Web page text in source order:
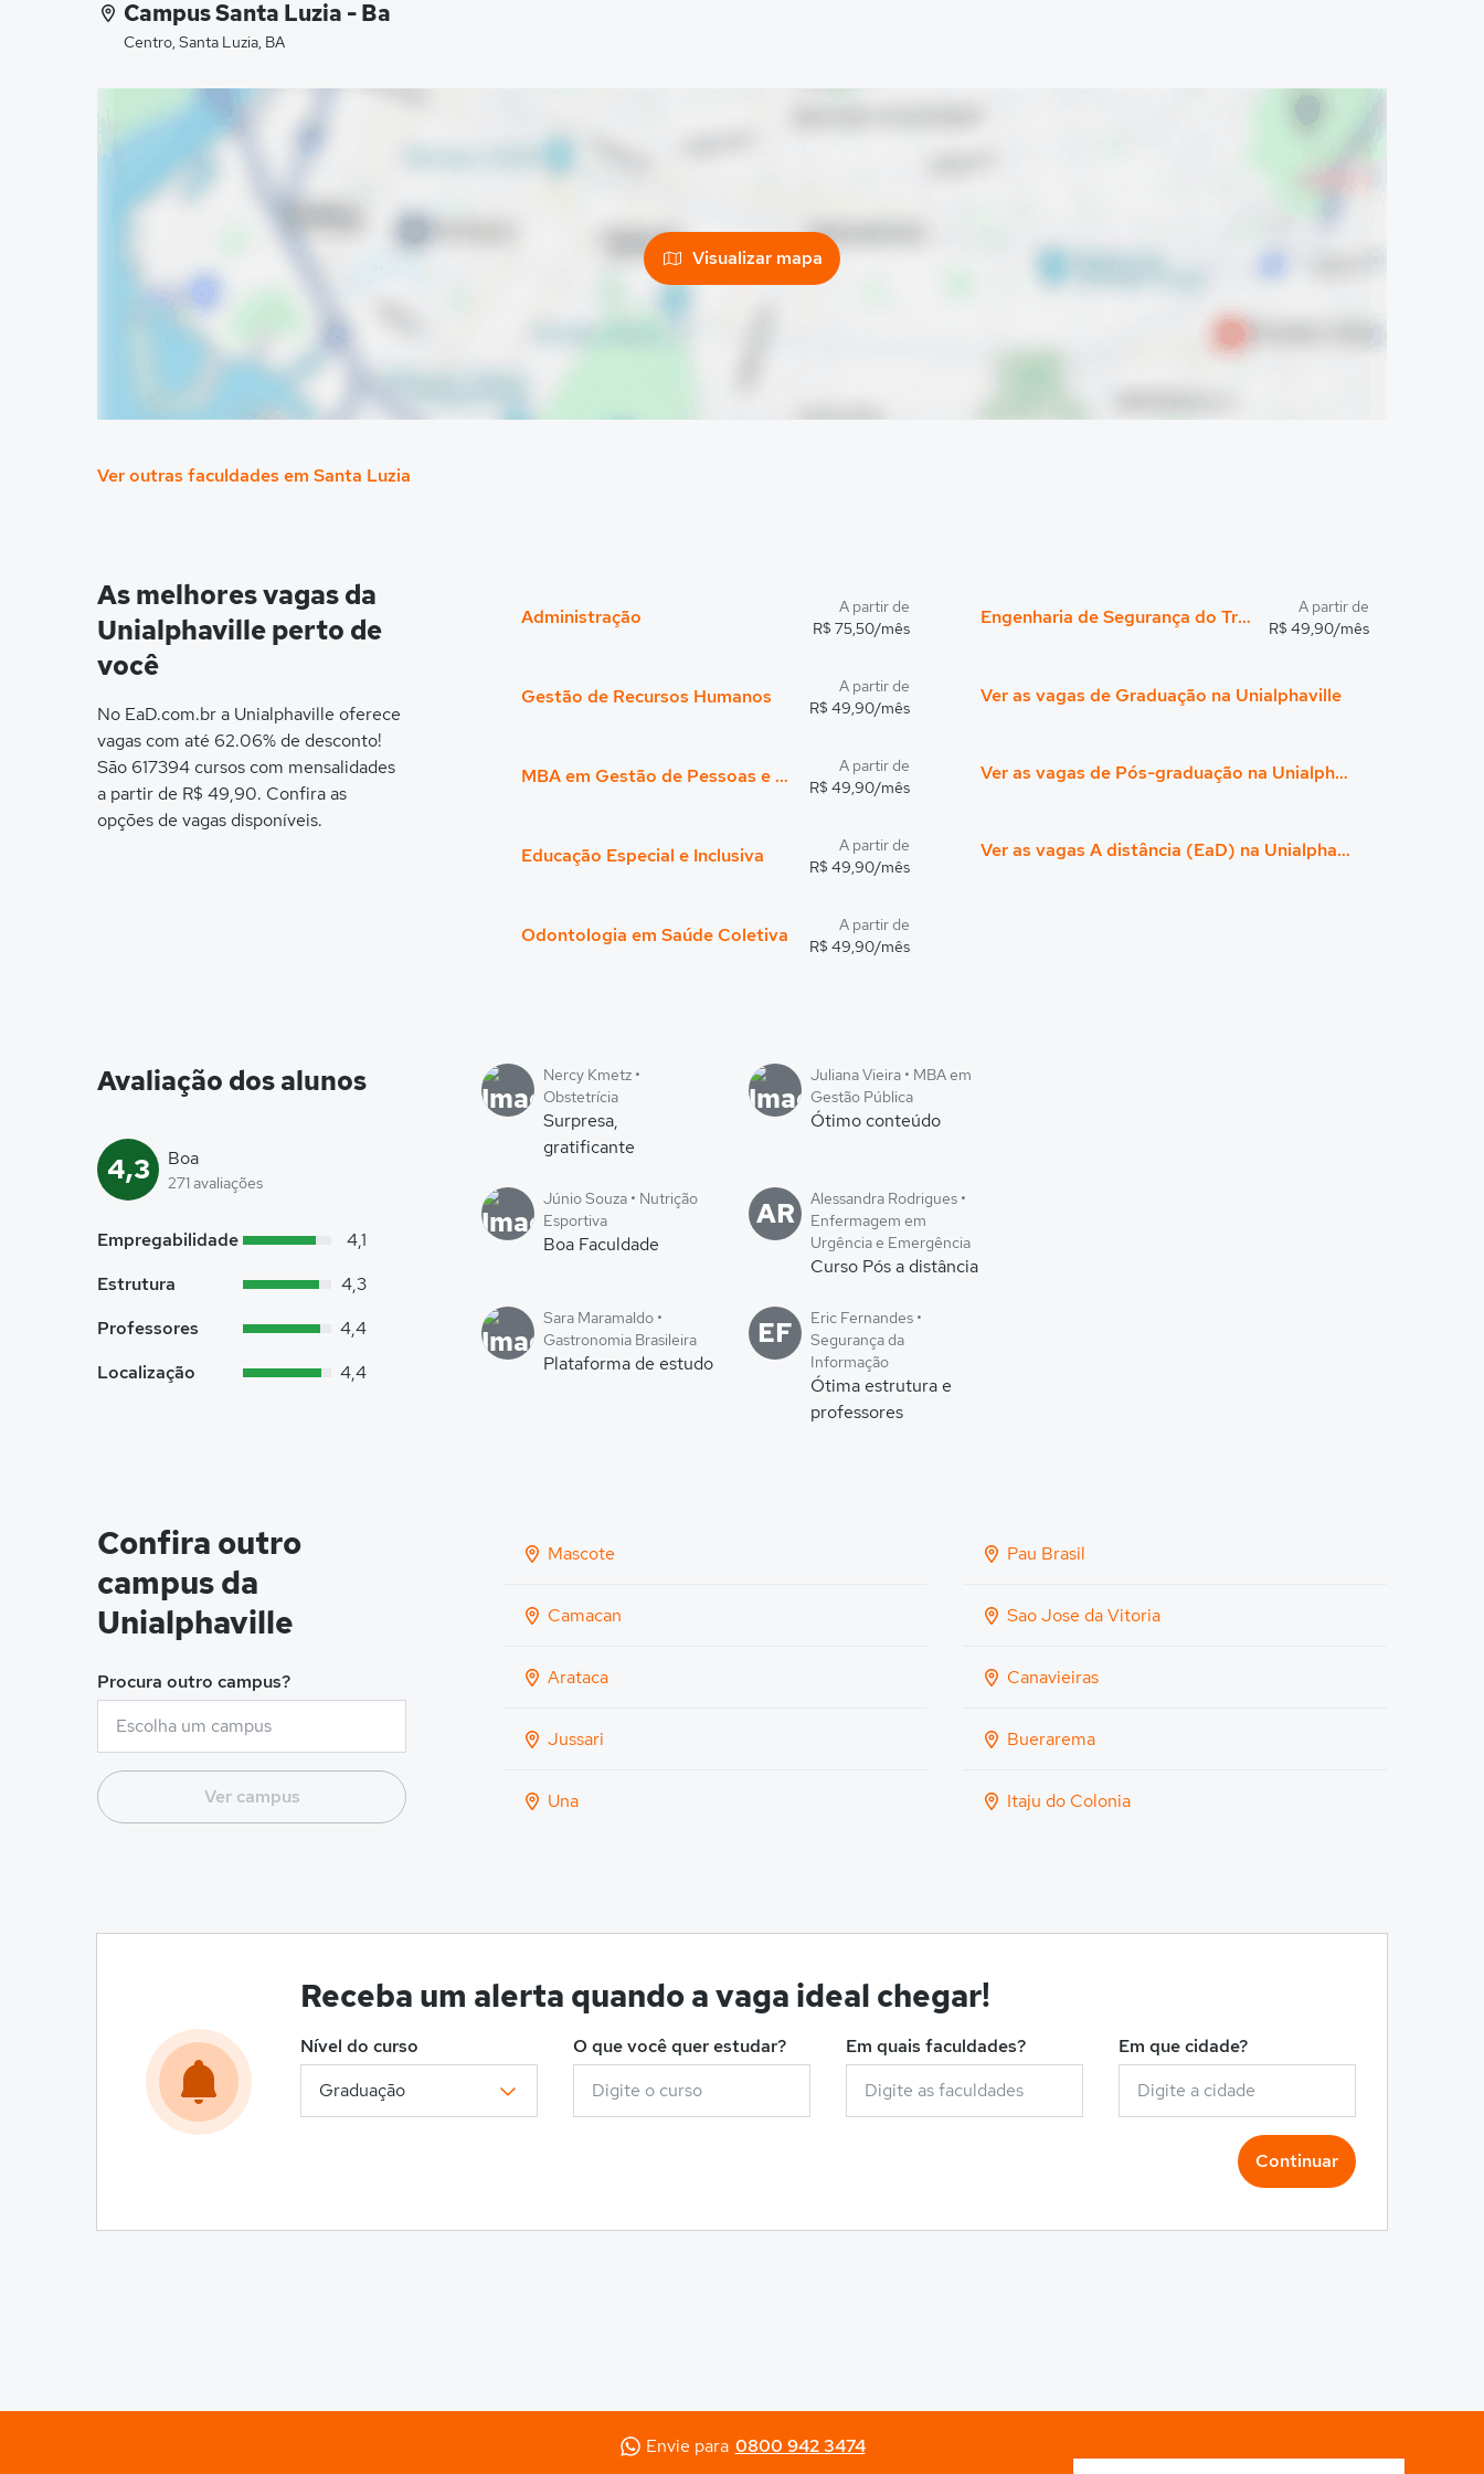
Campus Santa Luzia - Ba
Centro, Santa Luzia, BA
Visualizar mapa
Ver outras faculdades em Santa Luzia
As melhores vagas da
Unialphaville perto de
você
No EaD.com.br a Unialphaville oferece
vagas com até 62.06% de desconto!
São 617394 cursos com mensalidades
a partir de R$ 49,90. Confira as
opções de vagas disponíveis.
Administração
A partir de
R$ 75,50/mês
Gestão de Recursos Humanos
A partir de
R$ 49,90/mês
MBA em Gestão de Pessoas e Liderança
A partir de
R$ 49,90/mês
Educação Especial e Inclusiva
A partir de
R$ 49,90/mês
Odontologia em Saúde Coletiva
A partir de
R$ 49,90/mês
Engenharia de Segurança do Trabalho
A partir de
R$ 49,90/mês
Ver as vagas de Graduação na Unialphaville
Ver as vagas de Pós-graduação na Unialphaville
Ver as vagas A distância (EaD) na Unialphaville
Avaliação dos alunos
4,3 Boa
271 avaliações
Empregabilidade
4,1
Estrutura
4,3
Professores
4,4
Localização
4,4
Nercy Kmetz •
Obstetrícia
Surpresa,
gratificante
Juliana Vieira • MBA em
Gestão Pública
Ótimo conteúdo
Júnio Souza • Nutrição
Esportiva
Boa Faculdade
AR
Alessandra Rodrigues •
Enfermagem em
Urgência e Emergência
Curso Pós a distância
Sara Maramaldo •
Gastronomia Brasileira
Plataforma de estudo
EF
Eric Fernandes •
Segurança da
Informação
Ótima estrutura e
professores
Confira outro
campus da
Unialphaville
Procura outro campus?
Ver campus
Mascote
Camacan
Arataca
Jussari
Una
Pau Brasil
Sao Jose da Vitoria
Canavieiras
Buerarema
Itaju do Colonia
Receba um alerta quando a vaga ideal chegar!
Nível do curso O que você quer estudar? Em quais faculdades? Em que cidade?
Continuar
Envie para 0800 942 3474